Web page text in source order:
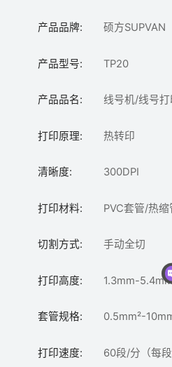
产品品牌: 硕方SUPVAN
产品型号: TP20
产品品名: 线号机/线号
打印原理: 热转印
清晰度: 300DPI
打印材料: PVC套管/热缩
切割方式: 手动全切
打印高度: 1.3mm-
套管规格: 0.5mm²-
打印速度: 60段/分（每段